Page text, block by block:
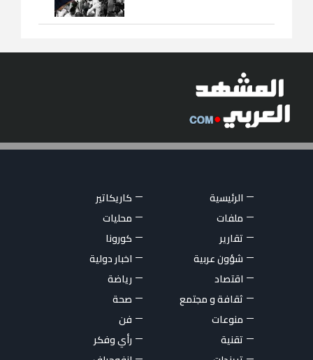
الرئيسية
كاريكاتير
ملفات
محليات
تقارير
كورونا
شؤون عربية
اخبار دولية
اقتصاد
رياضة
ثقافة و مجتمع
صحة
منوعات
فن
تقنية
رأي وفكر